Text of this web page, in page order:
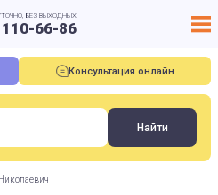
БЕЗ ВЫХОДНЫХ
110-66-86
Консультация онлайн